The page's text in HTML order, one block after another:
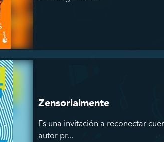
Zensorialmente
Es una invitación a reconectar
autor pr...